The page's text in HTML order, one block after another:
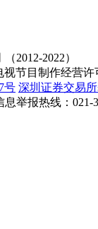
2012-2022）
视节目制作经营
号 深圳证券交易
举报热线：021-